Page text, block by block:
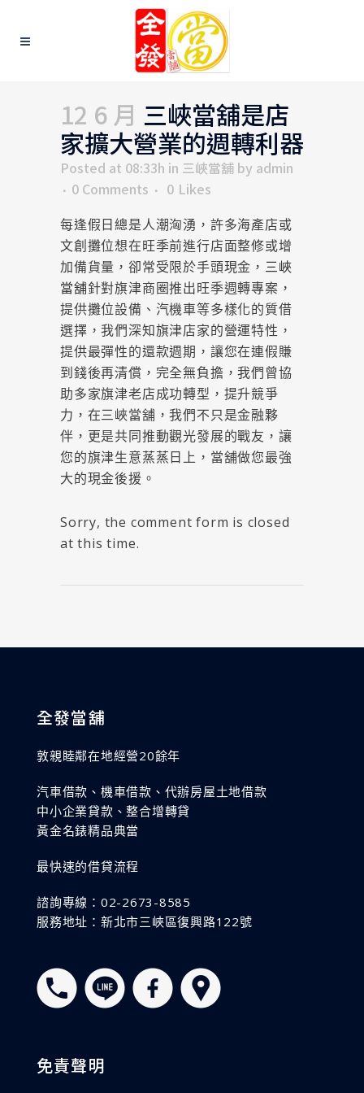
12 6 月 三峽當舖是店
家擴大營業的週轉利器
Posted at 08:33h in 三峽當舖 by admin
0 Comments
0 Likes
每逢假日總是人潮洶湧，許多海產店或
文創攤位想在旺季前進行店面整修或增
加備貨量，卻常受限於手頭現金， 三峽
當舖針對旗津商圈推出旺季週轉專案，
提供攤位設備、汽機車等多樣化的質借
選擇，我們深知旗津店家的營運特性，
提供最彈性的還款週期，讓您在連假賺
到錢後再清償，完全無負擔，我們曾協
助多家旗津老店成功轉型，提升競爭
力，在三峽當舖，我們不只是金融夥
伴，更是共同推動觀光發展的戰友，讓
您的旗津生意蒸蒸日上，當舖做您最強
大的現金後援。
Sorry, the comment form is closed
at this time.
全發當舖
敦親睦鄰在地經營20餘年
汽車借款、機車借款、代辦房屋土地借款
中小企業貸款、整合增轉貸
黃金名錶精品典當
最快速的借貸流程
諮詢專線：02-2673-8585
服務地址：新北市三峽區復興路122號
免責聲明